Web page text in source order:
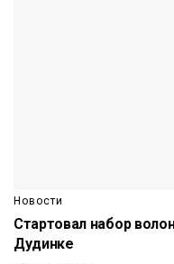
Новости
Стартовал набор
Дудинке